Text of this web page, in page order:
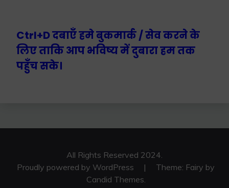
Ctrl+D दबाएँ हमे बुकमार्क / सेव करने के
लिए ताकि आप भविष्य में दुबारा हम तक
पहुँच सके।
All Rights Reserved 2024.
Proudly powered by WordPress
|
Theme: Fairy by
Candid Themes.